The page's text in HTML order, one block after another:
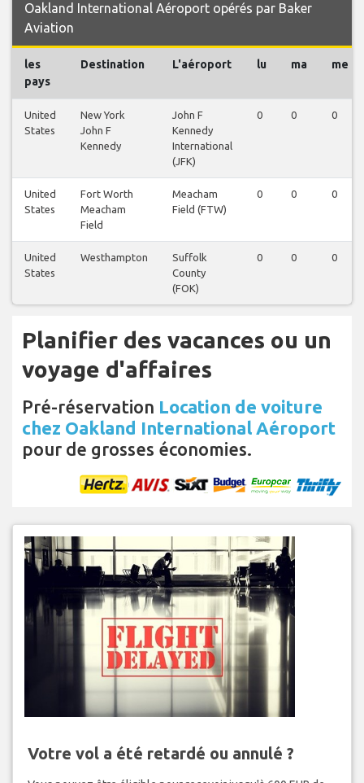
Oakland International Aéroport opérés par Baker
Aviation
les
pays
Destination L'aéroport lu ma me
United
States
New York
John F
Kennedy
John F
Kennedy
International
(JFK)
0 0 0
United
States
Fort Worth
Meacham
Field
Meacham
Field (FTW)
0 0 0
United
States
Westhampton
Suffolk
County
(FOK)
0 0 0
Planifier des vacances ou un
voyage d'affaires
Pré-réservation Location de voiture
chez Oakland International Aéroport
pour de grosses économies.
Votre vol a été retardé ou annulé ?